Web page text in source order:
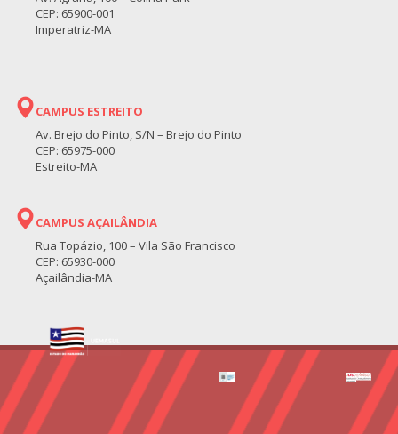
CEP: 65900-001
Imperatriz-MA
CAMPUS ESTREITO
Av. Brejo do Pinto, S/N – Brejo do Pinto
CEP: 65975-000
Estreito-MA
CAMPUS AÇAILÂNDIA
Rua Topázio, 100 – Vila São Francisco
CEP: 65930-000
Açailândia-MA